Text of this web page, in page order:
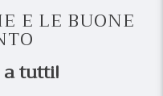
E LE BUONE
tutti!